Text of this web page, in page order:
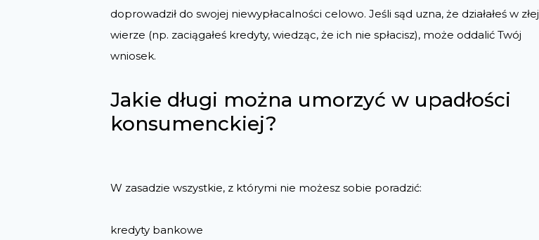
doprowadził do swojej niewypłacalności celowo. Jeśli sąd uzna, że działałeś w złej
wierze (np. zaciągałeś kredyty, wiedząc, że ich nie spłacisz), może oddalić Twój
wniosek.
Jakie długi można umorzyć w upadłości
konsumenckiej?
W zasadzie wszystkie, z którymi nie możesz sobie poradzić:
kredyty bankowe